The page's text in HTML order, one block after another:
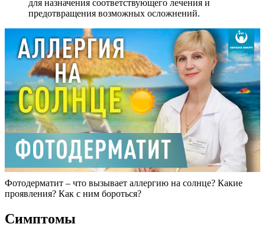
для назначения соответствующего лечения и
предотвращения возможных осложнений.
Фотодерматит – что вызывает аллергию на солнце? Какие
проявления? Как с ним бороться?
Симптомы